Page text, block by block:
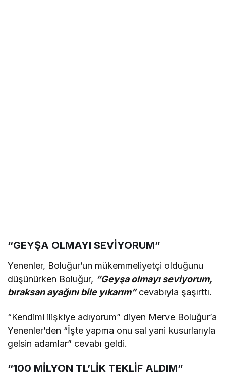
“GEYŞA OLMAYI SEVİYORUM”
Yenenler, Boluğur’un mükemmeliyetçi olduğunu
düşünürken Boluğur, “Geyşa olmayı seviyorum,
bıraksan ayağını bile yıkarım”cevabıyla şaşırttı.
“Kendimi ilişkiye adıyorum” diyen Merve Boluğur’a
Yenenler’den “İşte yapma onu sal yani kusurlarıyla
gelsin adamlar” cevabı geldi.
“100 MİLYON TL’LİK TEKLİF ALDIM”